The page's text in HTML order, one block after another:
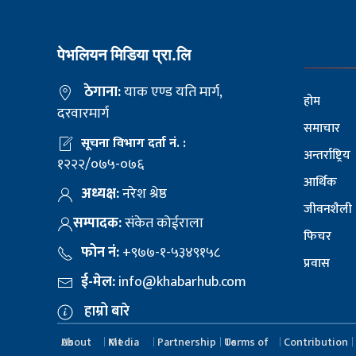
पेभलियन मिडिया प्रा.लि
ठेगाना:याक एण्ड यति मार्ग,
दरवारमार्ग
सूचना विभाग दर्ता नं. :
१२२२/०७५-०७६
अध्यक्ष:नरेश श्रेष्ठ
सम्पादक:संकेत कोईराला
फोन नं:+९७७-१-५३४९१५८
ई-मेल:info@khabarhub.com
हाम्रो बारे
होम
समाचार
अन्तर्राष्ट्रिय
आर्थिक
जीवनशैली
फिचर
प्रवास
About Us Media Kit Partnership Terms of Us
Contribution